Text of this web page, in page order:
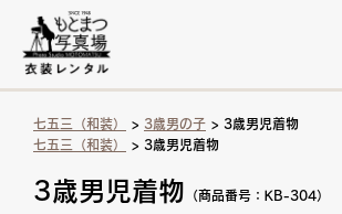
七五三（和装） > 3歳男の子 > 3歳男児着物
七五三（和装）
> 3歳男児着物
3歳男児着物 （商品番号：KB-304）